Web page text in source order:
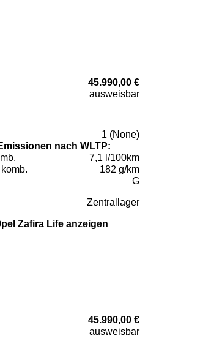
45.990,00 €
ausweisbar
1 (None)
nach WLTP:
7,1 l/100km
182 g/km
G
Zentrallager
Zafira Life anzeigen
45.990,00 €
ausweisbar